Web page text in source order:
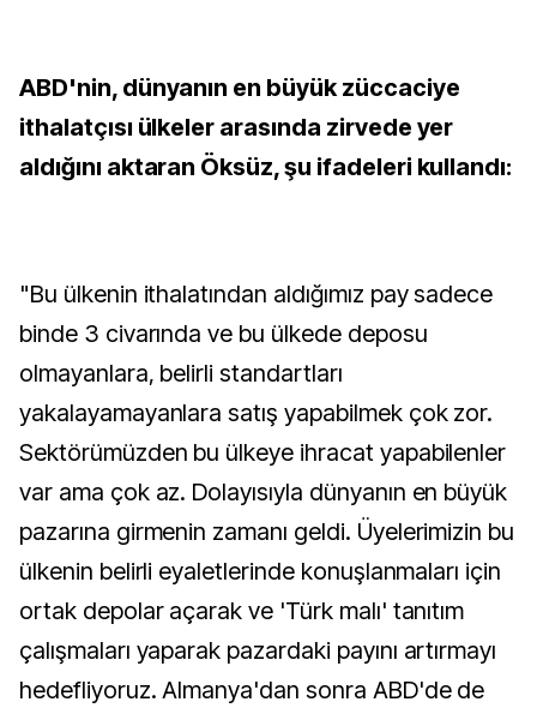
ABD'nin, dünyanın en büyük züccaciye
ithalatçısı ülkeler arasında zirvede yer
aldığını aktaran Öksüz, şu ifadeleri kullandı:
"Bu ülkenin ithalatından aldığımız pay sadece
binde 3 civarında ve bu ülkede deposu
olmayanlara, belirli standartları
yakalayamayanlara satış yapabilmek çok zor.
Sektörümüzden bu ülkeye ihracat yapabilenler
var ama çok az. Dolayısıyla dünyanın en büyük
pazarına girmenin zamanı geldi. Üyelerimizin bu
ülkenin belirli eyaletlerinde konuşlanmaları için
ortak depolar açarak ve 'Türk malı' tanıtım
çalışmaları yaparak pazardaki payını artırmayı
hedefliyoruz. Almanya'dan sonra ABD'de de